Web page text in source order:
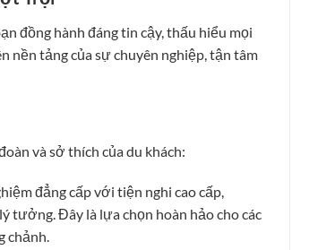
đồng hành đáng tin cậy, thấu hiểu mọi
nền tảng của sự chuyên nghiệp, tận tâm
và sở thích của du khách:
đẳng cấp với tiện nghi cao cấp,
tưởng. Đây là lựa chọn hoàn hảo cho các
chảnh.